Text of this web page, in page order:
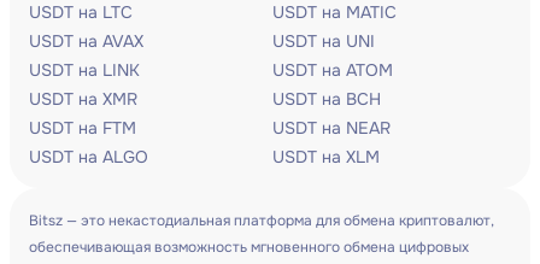
USDT на LTC
USDT на MATIC
USDT на AVAX
USDT на UNI
USDT на LINK
USDT на ATOM
USDT на XMR
USDT на BCH
USDT на FTM
USDT на NEAR
USDT на ALGO
USDT на XLM
Bitsz — это некастодиальная платформа для обмена криптовалют,
обеспечивающая возможность мгновенного обмена цифровых